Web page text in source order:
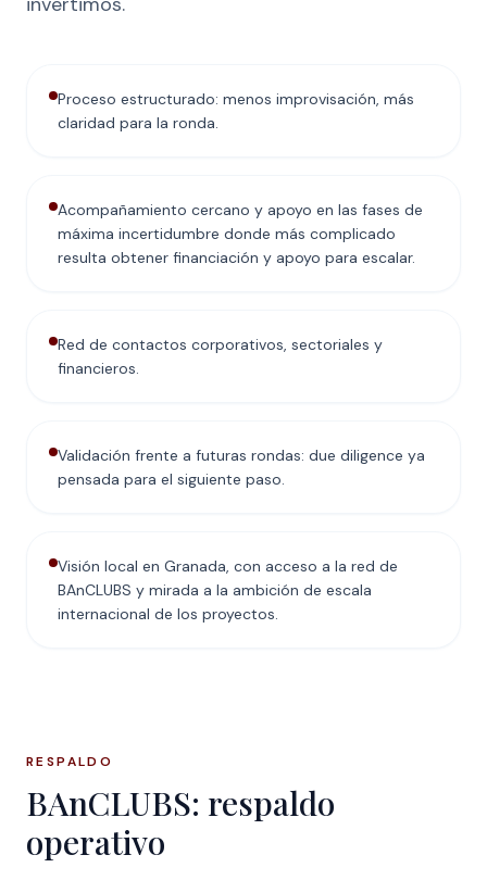
Proceso estructurado: menos improvisación, más
claridad para la ronda.
Acompañamiento cercano y apoyo en las fases de
máxima incertidumbre donde más complicado
resulta obtener financiación y apoyo para escalar.
Red de contactos corporativos, sectoriales y
financieros.
Validación frente a futuras rondas: due diligence ya
pensada para el siguiente paso.
Visión local en Granada, con acceso a la red de
BAnCLUBS y mirada a la ambición de escala
internacional de los proyectos.
RESPALDO
BAnCLUBS: respaldo
operativo